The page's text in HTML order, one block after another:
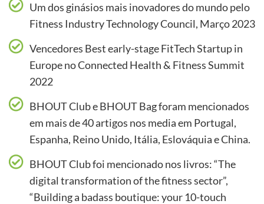
Um dos ginásios mais inovadores do mundo pelo
Fitness Industry Technology Council, Março 2023
Vencedores Best early-stage FitTech Startup in
Europe no Connected Health & Fitness Summit
2022
BHOUT Club e BHOUT Bag foram mencionados
em mais de 40 artigos nos media em Portugal,
Espanha, Reino Unido, Itália, Eslováquia e China.
BHOUT Club foi mencionado nos livros: “The
digital transformation of the fitness sector”,
“Building a badass boutique: your 10-touch